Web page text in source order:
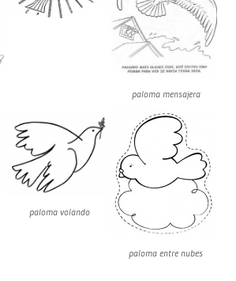
paloma mensajera
paloma volando
paloma entre nubes